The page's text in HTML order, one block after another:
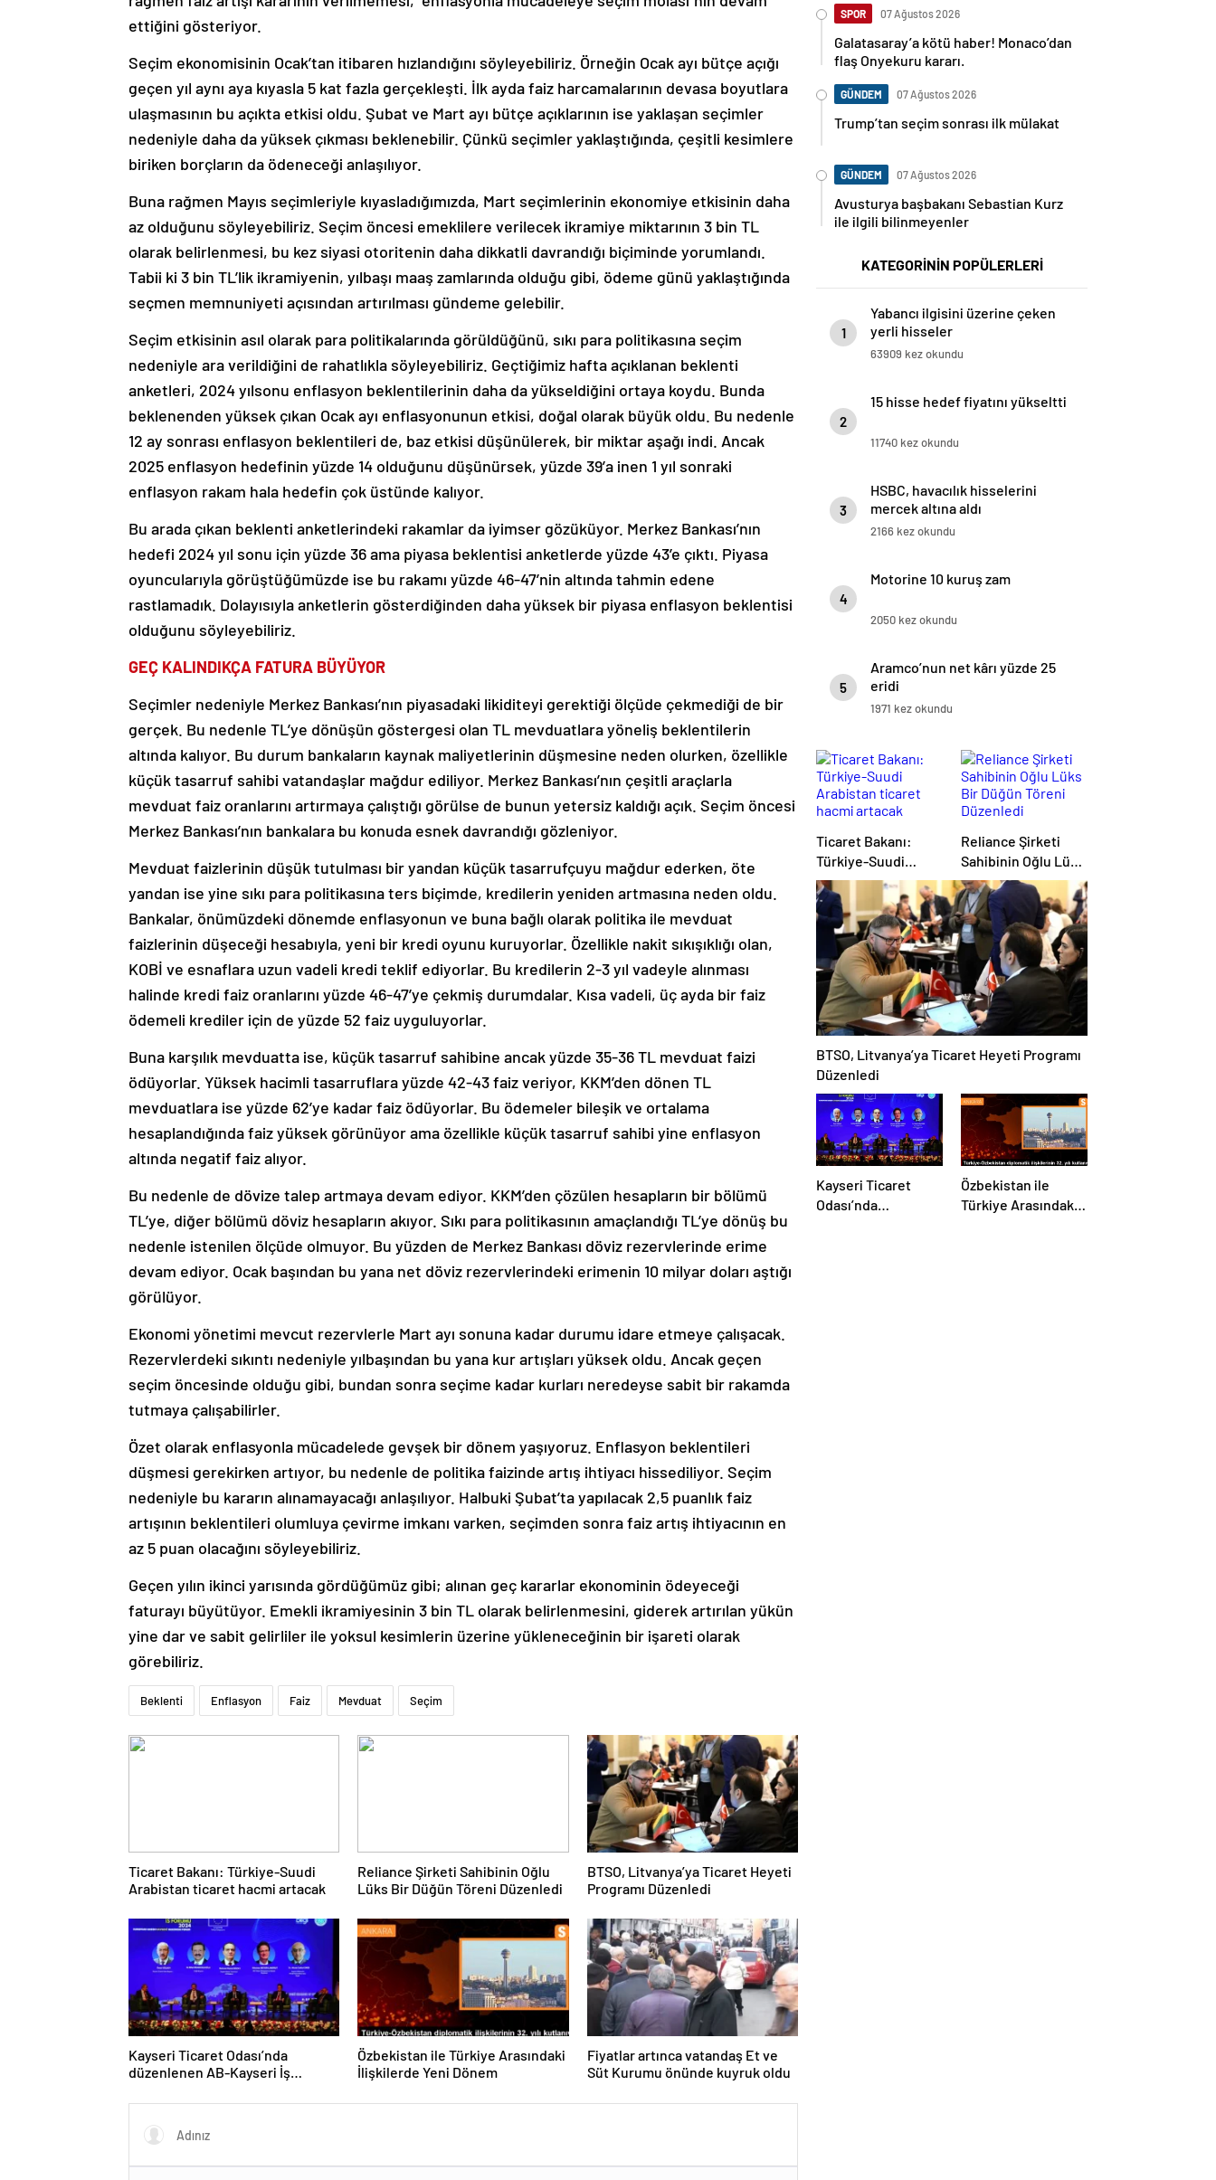
ettiğini gösteriyor.
geçen yıl aynı aya kıyasla 5 kat fazla gerçekleşti. İlk ayda faiz harcamalarının devasa boyutlara
ulaşmasının bu açıkta etkisi oldu. Şubat ve Mart ayı bütçe açıklarının ise yaklaşan seçimler
nedeniyle daha da yüksek çıkması beklenebilir. Çünkü seçimler yaklaştığında, çeşitli kesimlere
biriken borçların da ödeneceği anlaşılıyor.
az olduğunu söyleyebiliriz. Seçim öncesi emeklilere verilecek ikramiye miktarının 3 bin TL
olarak belirlenmesi, bu kez siyasi otoritenin daha dikkatli davrandığı biçiminde yorumlandı.
Tabii ki 3 bin TL’lik ikramiyenin, yılbaşı maaş zamlarında olduğu gibi, ödeme günü yaklaştığında
seçmen memnuniyeti açısından artırılması gündeme gelebilir.
nedeniyle ara verildiğini de rahatlıkla söyleyebiliriz. Geçtiğimiz hafta açıklanan beklenti
anketleri, 2024 yılsonu enflasyon beklentilerinin daha da yükseldiğini ortaya koydu. Bunda
beklenenden yüksek çıkan Ocak ayı enflasyonunun etkisi, doğal olarak büyük oldu. Bu nedenle
12 ay sonrası enflasyon beklentileri de, baz etkisi düşünülerek, bir miktar aşağı indi. Ancak
2025 enflasyon hedefinin yüzde 14 olduğunu düşünürsek, yüzde 39’a inen 1 yıl sonraki
enflasyon rakam hala hedefin çok üstünde kalıyor.
hedefi 2024 yıl sonu için yüzde 36 ama piyasa beklentisi anketlerde yüzde 43’e çıktı. Piyasa
oyuncularıyla görüştüğümüzde ise bu rakamı yüzde 46-47’nin altında tahmin edene
rastlamadık. Dolayısıyla anketlerin gösterdiğinden daha yüksek bir piyasa enflasyon beklentisi
olduğunu söyleyebiliriz.
gerçek. Bu nedenle TL’ye dönüşün göstergesi olan TL mevduatlara yöneliş beklentilerin
altında kalıyor. Bu durum bankaların kaynak maliyetlerinin düşmesine neden olurken, özellikle
küçük tasarruf sahibi vatandaşlar mağdur ediliyor. Merkez Bankası’nın çeşitli araçlarla
mevduat faiz oranlarını artırmaya çalıştığı görülse de bunun yetersiz kaldığı açık. Seçim öncesi
Merkez Bankası’nın bankalara bu konuda esnek davrandığı gözleniyor.
yandan ise yine sıkı para politikasına ters biçimde, kredilerin yeniden artmasına neden oldu.
Bankalar, önümüzdeki dönemde enflasyonun ve buna bağlı olarak politika ile mevduat
faizlerinin düşeceği hesabıyla, yeni bir kredi oyunu kuruyorlar. Özellikle nakit sıkışıklığı olan,
KOBİ ve esnaflara uzun vadeli kredi teklif ediyorlar. Bu kredilerin 2-3 yıl vadeyle alınması
halinde kredi faiz oranlarını yüzde 46-47’ye çekmiş durumdalar. Kısa vadeli, üç ayda bir faiz
ödemeli krediler için de yüzde 52 faiz uyguluyorlar.
ödüyorlar. Yüksek hacimli tasarruflara yüzde 42-43 faiz veriyor, KKM’den dönen TL
mevduatlara ise yüzde 62’ye kadar faiz ödüyorlar. Bu ödemeler bileşik ve ortalama
hesaplandığında faiz yüksek görünüyor ama özellikle küçük tasarruf sahibi yine enflasyon
altında negatif faiz alıyor.
TL’ye, diğer bölümü döviz hesapların akıyor. Sıkı para politikasının amaçlandığı TL’ye dönüş bu
nedenle istenilen ölçüde olmuyor. Bu yüzden de Merkez Bankası döviz rezervlerinde erime
devam ediyor. Ocak başından bu yana net döviz rezervlerindeki erimenin 10 milyar doları aştığı
görülüyor.
Rezervlerdeki sıkıntı nedeniyle yılbaşından bu yana kur artışları yüksek oldu. Ancak geçen
seçim öncesinde olduğu gibi, bundan sonra seçime kadar kurları neredeyse sabit bir rakamda
tutmaya çalışabilirler.
düşmesi gerekirken artıyor, bu nedenle de politika faizinde artış ihtiyacı hissediliyor. Seçim
nedeniyle bu kararın alınamayacağı anlaşılıyor. Halbuki Şubat’ta yapılacak 2,5 puanlık faiz
artışının beklentileri olumluya çevirme imkanı varken, seçimden sonra faiz artış ihtiyacının en
az 5 puan olacağını söyleyebiliriz.
faturayı büyütüyor. Emekli ikramiyesinin 3 bin TL olarak belirlenmesini, giderek artırılan yükün
yine dar ve sabit gelirliler ile yoksul kesimlerin üzerine yükleneceğinin bir işareti olarak
görebiliriz.
Beklenti Enflasyon Faiz Mevduat Seçim
Ticaret Bakanı: Türkiye-Suudi
Arabistan ticaret hacmi artacak
Reliance Şirketi Sahibinin Oğlu
Lüks Bir Düğün Töreni Düzenledi
BTSO, Litvanya’ya Ticaret Heyeti
Programı Düzenledi
Kayseri Ticaret Odası’nda
düzenlenen AB-Kayseri İş
Forumu’nda yeşil dönüşüm ve
Özbekistan ile Türkiye Arasındaki
İlişkilerde Yeni Dönem
Fiyatlar artınca vatandaş Et ve
Süt Kurumu önünde kuyruk oldu
Galatasaray’a kötü haber! Monaco’dan
flaş Onyekuru kararı.
Trump’tan seçim sonrası ilk mülakat
Avusturya başbakanı Sebastian Kurz
ile ilgili bilinmeyenler
1
yerli hisseler
63909 kez okundu
2
3
mercek altına aldı
2166 kez okundu
4
5
eridi
1971 kez okundu
Türkiye-Suudi
Arabistan ticaret
hacmi artacak
Sahibinin Oğlu Lüks
Bir Düğün Töreni
Düzenledi
BTSO, Litvanya’ya Ticaret Heyeti Programı
Düzenledi
Kayseri Ticaret
Odası’nda
düzenlenen AB-
Özbekistan ile
Türkiye Arasındaki
İlişkilerde Yeni